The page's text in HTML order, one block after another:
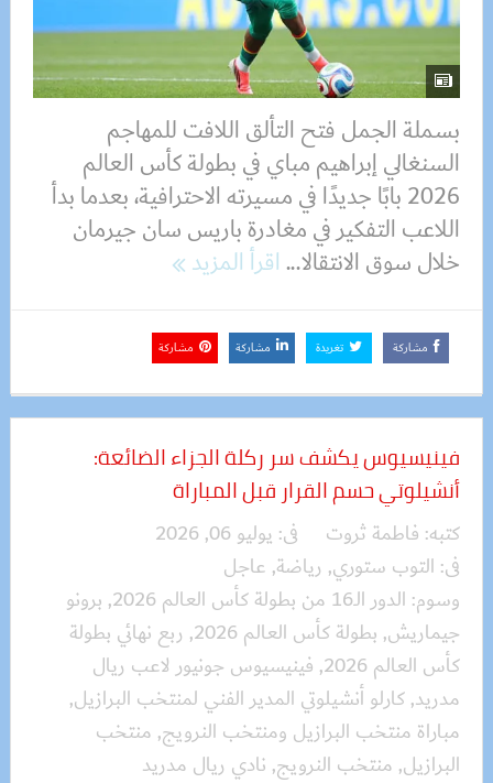
بسملة الجمل فتح التألق اللافت للمهاجم
السنغالي إبراهيم مباي في بطولة كأس العالم
2026 بابًا جديدًا في مسيرته الاحترافية، بعدما بدأ
اللاعب التفكير في مغادرة باريس سان جيرمان
خلال سوق الانتقالا...اقرأ المزيد
مشاركة تغريدة مشاركة مشاركة
فينيسيوس يكشف سر ركلة الجزاء الضائعة:
أنشيلوتي حسم القرار قبل المباراة
كتبه: فاطمة ثروت فى: يوليو 06, 2026
فى: التوب ستوري, رياضة, عاجل
وسوم: الدور الـ16 من بطولة كأس العالم 2026 , برونو
جيماريش, بطولة كأس العالم 2026 , ربع نهائي بطولة
كأس العالم 2026
, فينيسيوس جونيور لاعب ريال
مدريد,كارلو أنشيلوتي المدير الفني لمنتخب البرازيل,
مباراة منتخب البرازيل ومنتخب النرويج, منتخب
البرازيل, منتخب النرويج, نادي ريال مدريد